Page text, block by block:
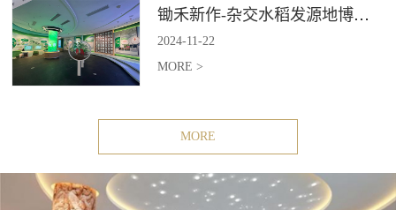
锄禾新作-杂交水稻发源地博物苑，欢迎前去打卡体验
2024-11 -22
MORE >
MORE